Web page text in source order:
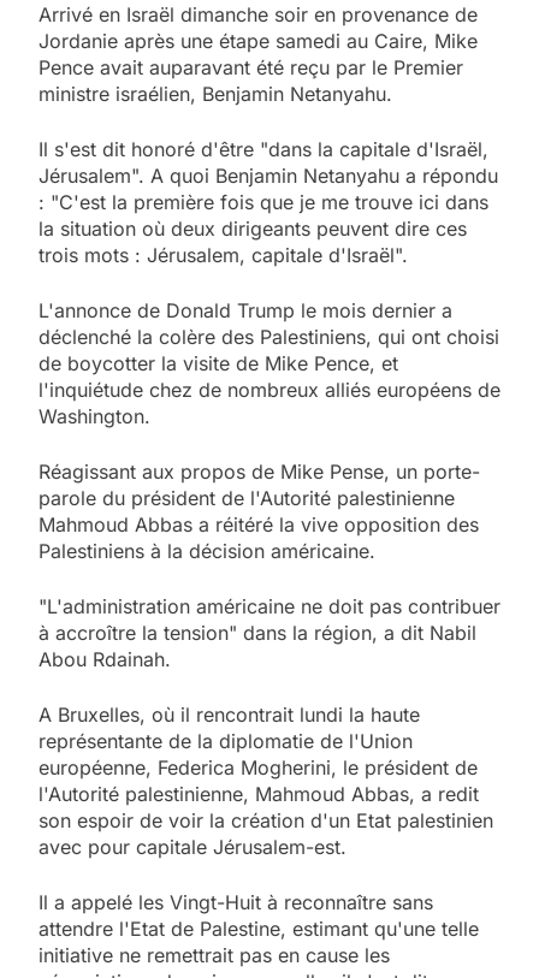
Arrivé en Israël dimanche soir en provenance de
Jordanie après une étape samedi au Caire, Mike
Pence avait auparavant été reçu par le Premier
ministre israélien, Benjamin Netanyahu.
Il s'est dit honoré d'être "dans la capitale d'Israël,
Jérusalem". A quoi Benjamin Netanyahu a répondu
: "C'est la première fois que je me trouve ici dans
la situation où deux dirigeants peuvent dire ces
trois mots : Jérusalem, capitale d'Israël".
L'annonce de Donald Trump le mois dernier a
déclenché la colère des Palestiniens, qui ont choisi
de boycotter la visite de Mike Pence, et
l'inquiétude chez de nombreux alliés européens de
Washington.
Réagissant aux propos de Mike Pense, un porte-
parole du président de l'Autorité palestinienne
Mahmoud Abbas a réitéré la vive opposition des
Palestiniens à la décision américaine.
"L'administration américaine ne doit pas contribuer
à accroître la tension" dans la région, a dit Nabil
Abou Rdainah.
A Bruxelles, où il rencontrait lundi la haute
représentante de la diplomatie de l'Union
européenne, Federica Mogherini, le président de
l'Autorité palestinienne, Mahmoud Abbas, a redit
son espoir de voir la création d'un Etat palestinien
avec pour capitale Jérusalem-est.
Il a appelé les Vingt-Huit à reconnaître sans
attendre l'Etat de Palestine, estimant qu'une telle
initiative ne remettrait pas en cause les